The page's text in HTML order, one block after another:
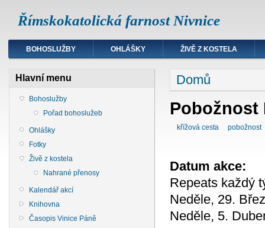
Římskokatolická farnost Nivnice
BOHOSLUŽBY OHLÁŠKY ŽIVĚ Z KOSTELA
Hlavní menu
Bohoslužby
Pořad bohoslužeb
Ohlášky
Fotky
Živě z kostela
Nahrané přenosy
Kalendář akcí
Knihovna
Časopis Vinice Páně
Domů
Pobožnost
křížová cesta pobožnost
Datum akce:
Repeats každý
Neděle, 29.
Neděle, 5.